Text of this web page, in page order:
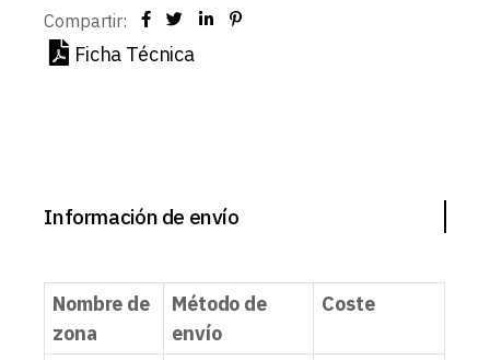
Compartir:
Ficha Técnica
Información de envío
Nombre de
zona
Método de
envío
Coste